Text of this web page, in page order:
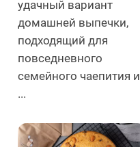
удачный вариант
домашней выпечки,
подходящий для
повседневного
семейного чаепития и
...